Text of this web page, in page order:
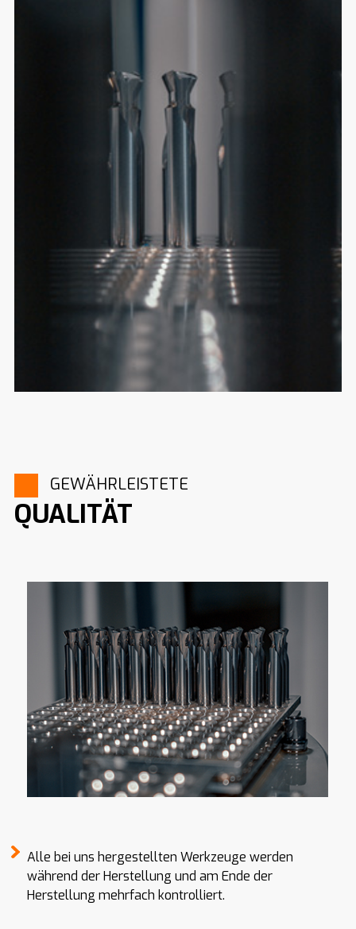
GEWÄHRLEISTETE
QUALITÄT
Alle bei uns hergestellten Werkzeuge werden
während der Herstellung und am Ende der
Herstellung mehrfach kontrolliert.